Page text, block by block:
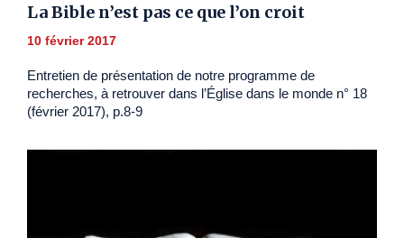
La Bible n’est pas ce que l’on croit
10 février 2017
Entretien de présentation de notre programme de
recherches, à retrouver dans l’Église dans le monde n° 18
(février 2017), p.8-9